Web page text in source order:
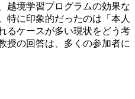
越境学習プログラムの効果な
特に印象的だったのは「本人
るケースが多い現状をどう考
授の回答は、多くの参加者に